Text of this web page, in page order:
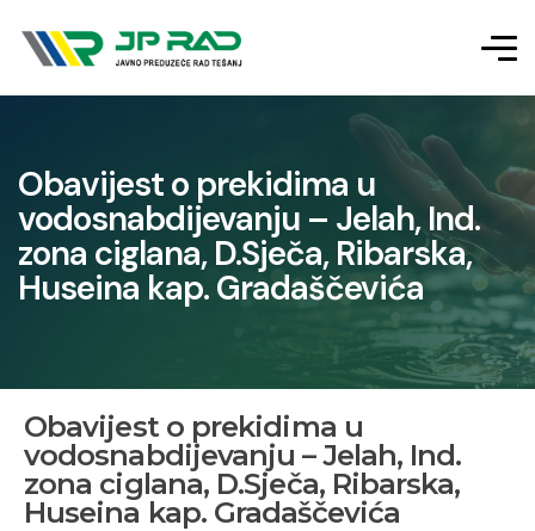
Obavijest o prekidima u
vodosnabdijevanju – Jelah, Ind.
zona ciglana, D.Sječa, Ribarska,
Huseina kap. Gradaščevića
Obavijest o prekidima u
vodosnabdijevanju – Jelah, Ind.
zona ciglana, D.Sječa, Ribarska,
Huseina kap. Gradaščevića